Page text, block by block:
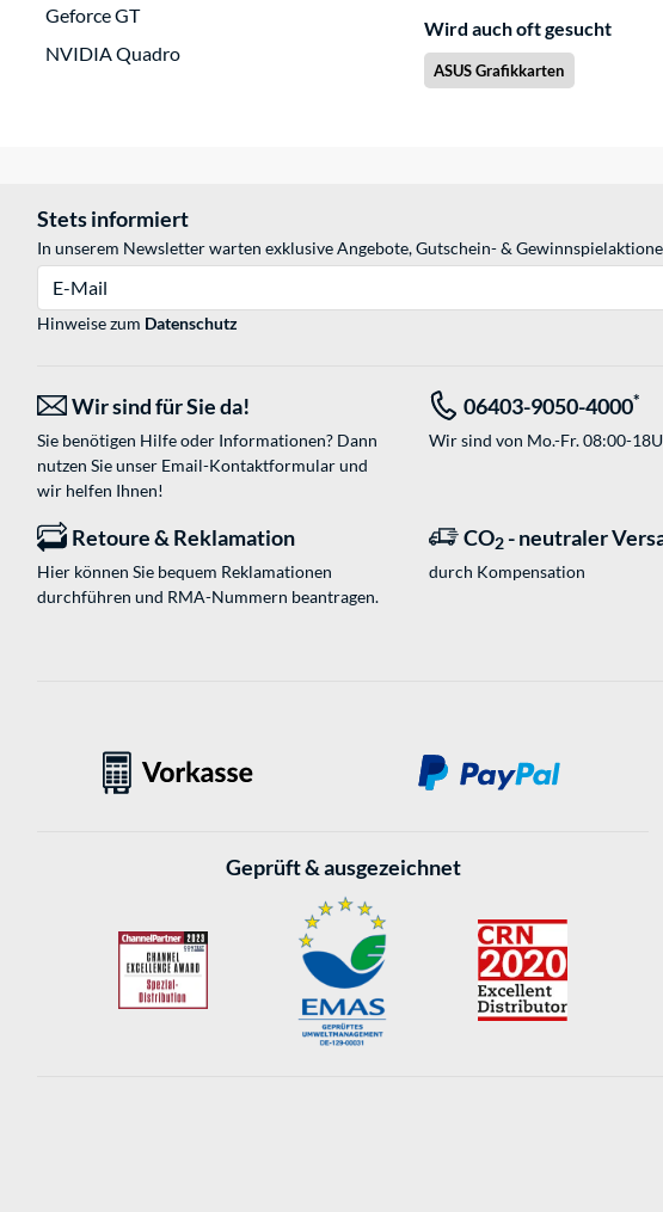
Geforce GT
NVIDIA Quadro
Wird auch oft gesucht
ASUS Grafikkarten
Stets informiert
In unserem Newsletter warten exklusive Angebote, Gutschein- &
Hinweise zum Datenschutz
Wir sind für Sie da!
Sie benötigen Hilfe oder Informationen? Dann
nutzen Sie unser Email-Kontaktformularund
wir helfen Ihnen!
06403-9050-4000*
Wir sind von Mo.-Fr. 08:00-
Retoure & Reklamation
Hier können Sie bequem Reklamationen
durchführen und RMA-Nummern beantragen.
CO2 - neutraler
durch Kompensation
Geprüft & ausgezeichnet